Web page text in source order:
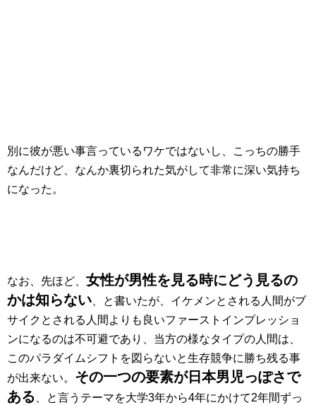
別に彼が悪い事言っているワケではないし、こっちの勝手
なんだけど、なんか裏切られた気がして非常に深い気持ち
になった。
なお、先ほど、 女性が男性を見る時にどう見るの
かは知らない 、と書いたが、イケメンとされる人間がブ
サイクとされる人間よりも良いファーストインプレッショ
ンになるのは不可避であり、当方の様なタイプの人間は、
このパラダイムシフトを図らないと生存競争に勝ち残る事
が出来ない。 その一つの要素が日本男児っぽさで
ある 、と言うテーマを大学3年から4年にかけて2年間ずっ